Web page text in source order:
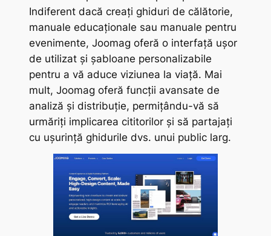
Indiferent dacă creați ghiduri de călătorie,
manuale educaționale sau manuale pentru
evenimente, Joomag oferă o interfață ușor
de utilizat și șabloane personalizabile
pentru a vă aduce viziunea la viață. Mai
mult, Joomag oferă funcții avansate de
analiză și distribuție, permițându-vă să
urmăriți implicarea cititorilor și să partajați
cu ușurință ghidurile dvs. unui public larg.